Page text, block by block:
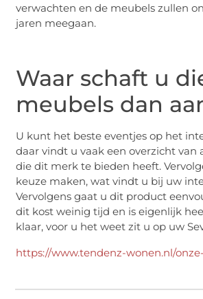
verwachten en de meubels zullen
jaren meegaan.
Waar schaft u
meubels dan
U kunt het beste eventjes op het
daar vindt u vaak een overzicht van
die dit merk te bieden heeft.
keuze maken, wat vindt u bij uw
Vervolgens gaat u dit product
dit kost weinig tijd en is eigenlijk
klaar, voor u het weet zit u op uw
https://www.tendenz-wonen.nl/